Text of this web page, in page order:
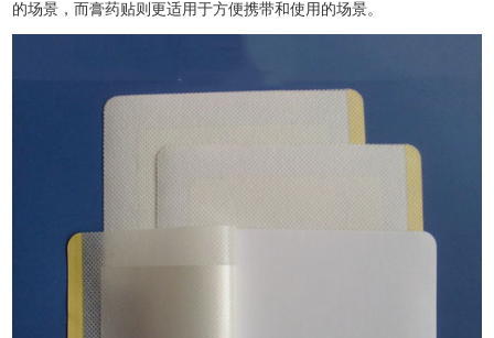
的场景，而膏药贴则更适用于方便携带和使用的场景。